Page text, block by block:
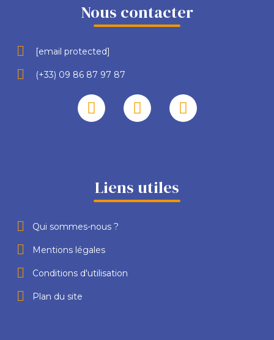
Nous contacter
[email protected]
(+33) 09 86 87 97 87
Liens utiles
Qui sommes-nous ?
Mentions légales
Conditions d'utilisation
Plan du site